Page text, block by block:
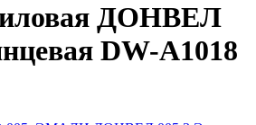
ДОНВЕЛ
DW-A1018